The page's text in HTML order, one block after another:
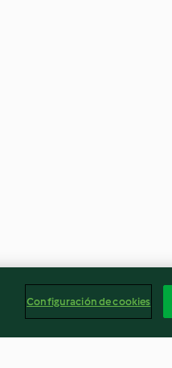
Configuración de cookies